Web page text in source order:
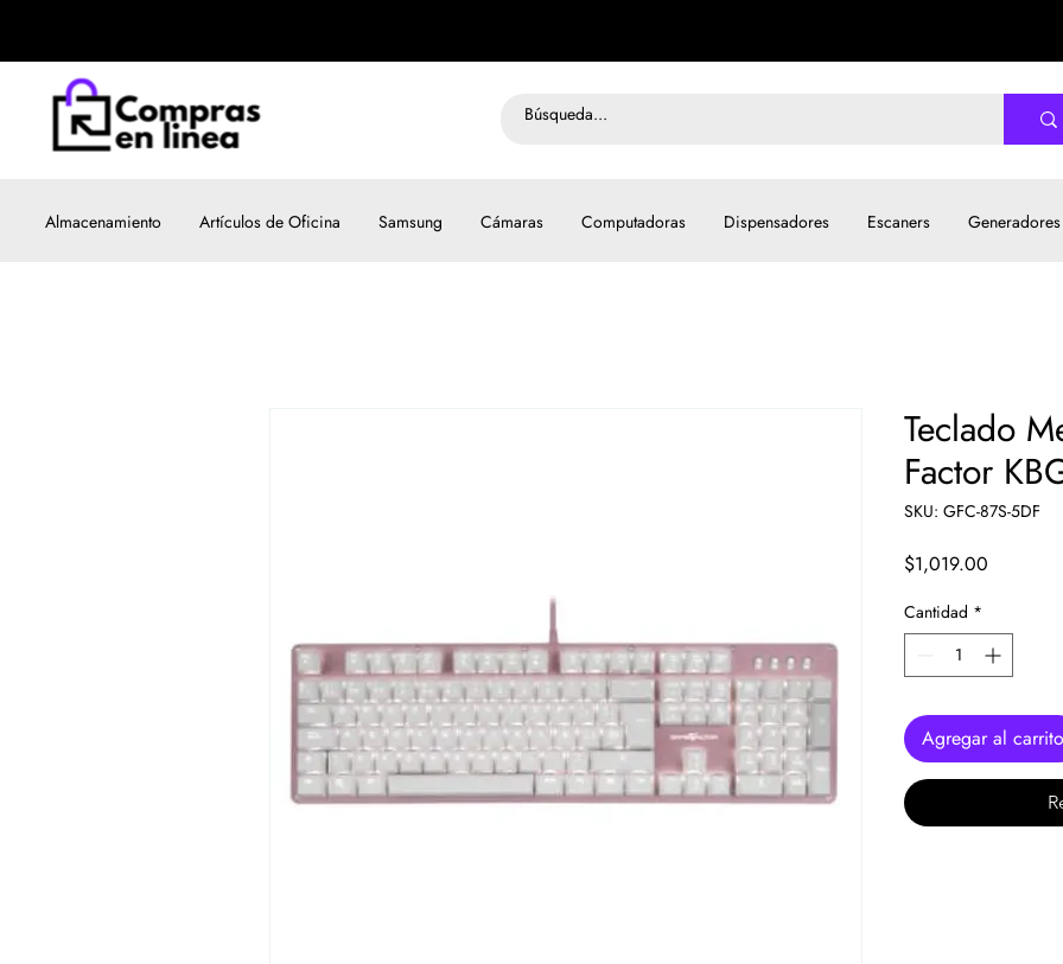
Almacenamiento Artículos de Oficina Samsung Cámaras Computadoras Dispensadores Escaners Generadores
Teclado
Factor
SKU: GFC-87S-5DF
$1,019.00
Cantidad *
Agregar al carrito